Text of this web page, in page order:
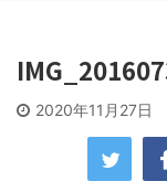
2020年11月27日